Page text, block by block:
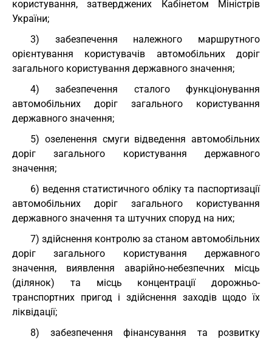
користування, затверджених Кабінетом Міністрів
України;
3) забезпечення належного маршрутного
орієнтування користувачів автомобільних доріг
загального користування державного значення;
4) забезпечення сталого функціонування
автомобільних доріг загального користування
державного значення;
5) озеленення смуги відведення автомобільних
доріг загального користування державного
значення;
6) ведення статистичного обліку та паспортизації
автомобільних доріг загального користування
державного значення та штучних споруд на них;
7) здійснення контролю за станом автомобільних
доріг загального користування державного
значення, виявлення аварійно-небезпечних місць
(ділянок) та місць концентрації дорожньо-
транспортних пригод і здійснення заходів щодо їх
ліквідації;
8) забезпечення фінансування та розвитку